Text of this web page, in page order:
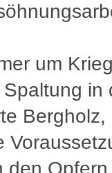
um
in
den Opfern